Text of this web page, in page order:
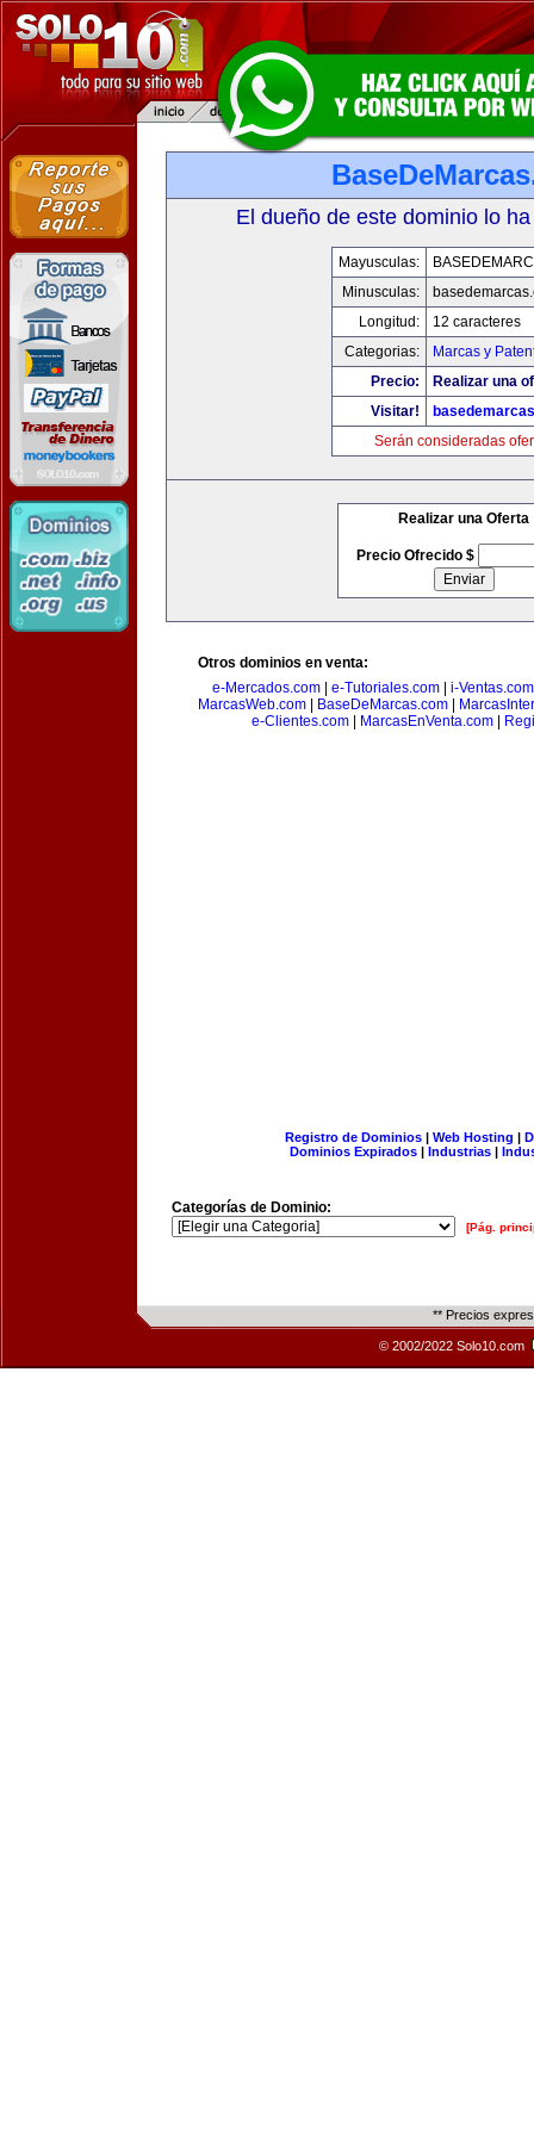
El dueño de este dominio lo
Mayusculas:
Minusculas:
Longitud:
12 caracteres
Categorias:
Marcas y
Precio:
Realizar una
Visitar!
Serán consideradas
Realizar una Oferta
Precio Ofrecido $
Otros dominios en venta:
e-Mercados.com| e-Tutoriales.com| i-Ventas.com
MarcasWeb.com
BaseDeMarcas.com
e-Clientes.com
MarcasEnVenta.com
Registro de Dominios| Web Hosting |
Dominios Expirados | Industrias |
Categorías de Dominio:
[Pág.
** Precios
© 2002/2022 Solo10.com